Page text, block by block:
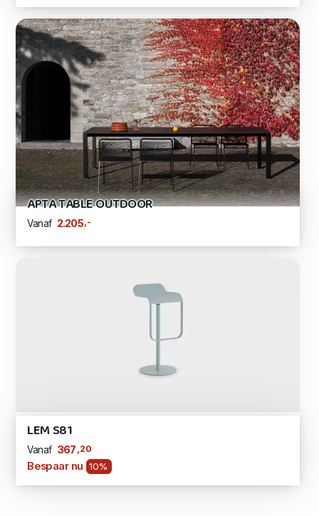
APTA TABLE OUTDOOR
Vanaf 2.205,-
LEM S81
Vanaf 367 ,20
Bespaar nu 10%